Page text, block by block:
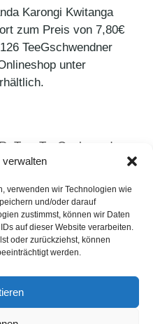
verwalten
verwenden wir Technologien wie
und/oder darauf
zustimmst, können wir Daten
auf dieser Website verarbeiten.
oder zurückziehst, können
werden.
Karongi Kwitanga
zum Preis von 7,80€
TeeGschwendner
unter
,Tee ,TeeGschwendner
Genuss – das Glück
AUTO BILD „Test